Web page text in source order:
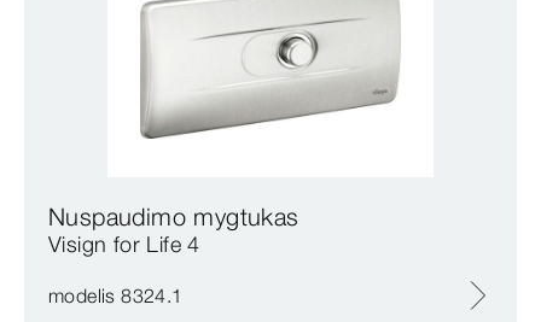
Nuspaudimo mygtukas
Visign for Life 4
modelis 8324.1